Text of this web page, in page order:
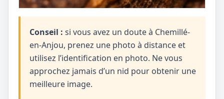
Conseil : si vous avez un doute à Chemillé-
en-Anjou, prenez une photo à distance et
utilisez l’identification en photo. Ne vous
approchez jamais d’un nid pour obtenir une
meilleure image.